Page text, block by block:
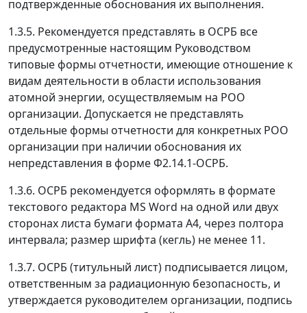
подтвержденные обоснования их выполнения.
1.3.5. Рекомендуется представлять в ОСРБ все
предусмотренные настоящим Руководством
типовые формы отчетности, имеющие отношение к
видам деятельности в области использования
атомной энергии, осуществляемым на РОО
организации. Допускается не представлять
отдельные формы отчетности для конкретных РОО
организации при наличии обоснования их
непредставления в форме Ф2.14.1-ОСРБ.
1.3.6. ОСРБ рекомендуется оформлять в формате
текстового редактора MS Word на одной или двух
сторонах листа бумаги формата А4, через полтора
интервала; размер шрифта (кегль) не менее 11.
1.3.7. ОСРБ (титульный лист) подписывается лицом,
ответственным за радиационную безопасность, и
утверждается руководителем организации, подпись